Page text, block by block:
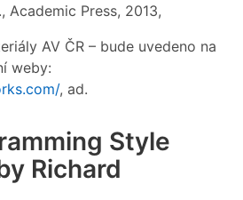
Academic Press, 2013,
AV ČR – bude uvedeno na
weby:
, ad.
Style
Richard